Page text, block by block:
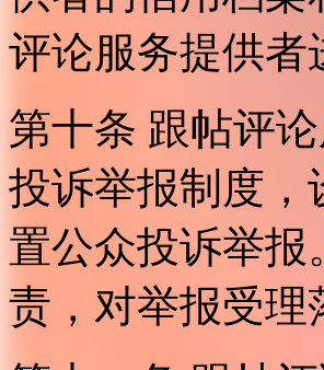
评论服务提供者
第十条 跟帖评
投诉举报制度，
置公众投诉举
责，对举报受理